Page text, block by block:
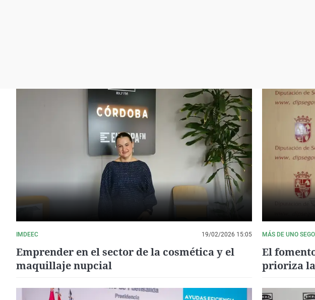
IMDEEC 19/02/2026 15:05
Emprender en el sector de la cosmética y el
maquillaje nupcial
MÁS DE UNO
El
prioriza